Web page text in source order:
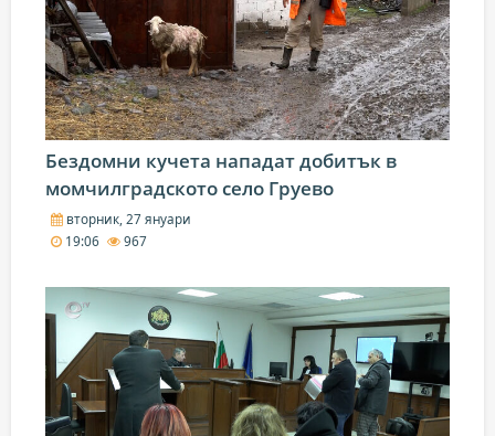
Бездомни кучета нападат добитък в
момчилградското село Груево
вторник, 27 януари
19:06
967